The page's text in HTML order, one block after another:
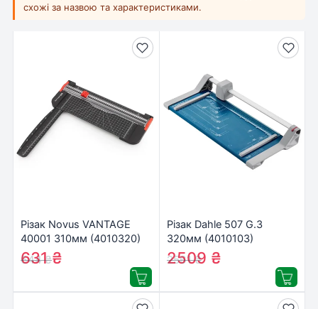
схожі за назвою та характеристиками.
Різак Novus VANTAGE
40001 310мм (4010320)
644₴
631₴
Різак Dahle 507 G.3
320мм (4010103)
2561₴
2509 ₴